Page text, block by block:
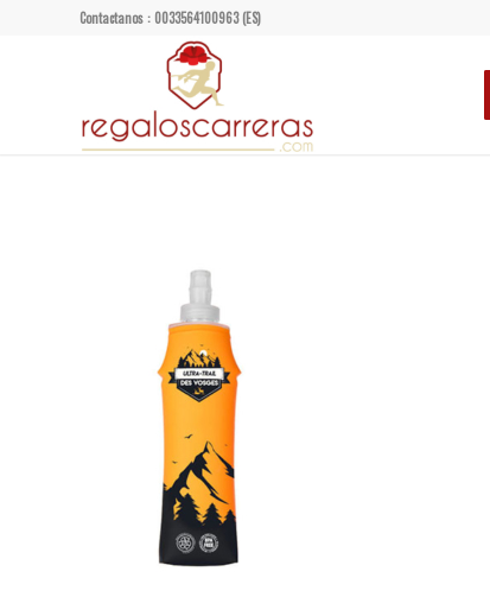
Contactanos : 0033564100963 (ES)